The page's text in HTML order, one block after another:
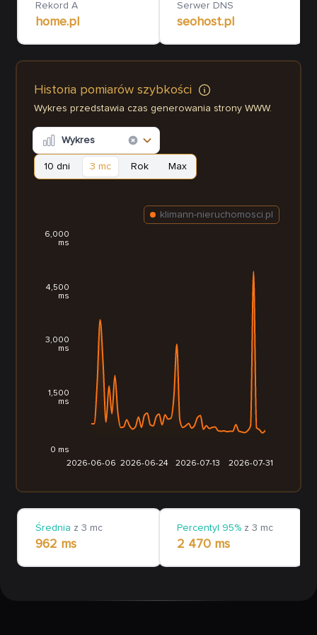
Rekord A
home.pl
Serwer DNS
seohost.pl
Historia pomiarów szybkości
Wykres przedstawia czas generowania strony WWW.
Wykres
10 dni 3 mc Rok Max
2026-06-06 2026-06-24 2026-07-13 2026-07-31
0 ms
1,500
ms
3,000
ms
4,500
ms
6,000
ms
klimann-nieruchomosci.pl
Średnia z 3 mc
962 ms
Percentyl 95% z 3 mc
2 470 ms